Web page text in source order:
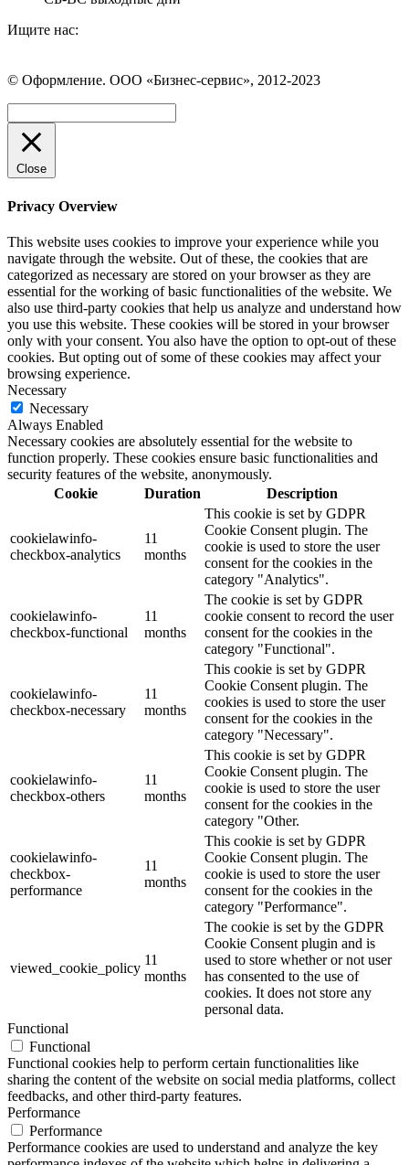
Ищите нас:
Вконтакте
открывается
в
новом
окне
WhatsApp
открывается
в
новом
окне
Telegram
открывается
в
новом
окне
© Оформление. ООО «Бизнес-сервис», 2012-2023
Close
Privacy Overview
This website uses cookies to improve your experience while you
navigate through the website. Out of these, the cookies that are
categorized as necessary are stored on your browser as they are
essential for the working of basic functionalities of the website. We
also use third-party cookies that help us analyze and understand how
you use this website. These cookies will be stored in your browser
only with your consent. You also have the option to opt-out of these
cookies. But opting out of some of these cookies may affect your
browsing experience.
Necessary
Necessary
Always Enabled
Necessary cookies are absolutely essential for the website to
function properly. These cookies ensure basic functionalities and
security features of the website, anonymously.
Cookie
Duration Description
cookielawinfo-
checkbox-analytics
11
months
This cookie is set by GDPR
Cookie Consent plugin. The
cookie is used to store the user
consent for the cookies in the
category "Analytics".
cookielawinfo-
checkbox-functional
11
months
The cookie is set by GDPR
cookie consent to record the user
consent for the cookies in the
category "Functional".
cookielawinfo-
checkbox-necessary
11
months
This cookie is set by GDPR
Cookie Consent plugin. The
cookies is used to store the user
consent for the cookies in the
category "Necessary".
cookielawinfo-
checkbox-others
11
months
This cookie is set by GDPR
Cookie Consent plugin. The
cookie is used to store the user
consent for the cookies in the
category "Other.
cookielawinfo-
checkbox-
performance
11
months
This cookie is set by GDPR
Cookie Consent plugin. The
cookie is used to store the user
consent for the cookies in the
category "Performance".
viewed_cookie_policy
11
months
The cookie is set by the GDPR
Cookie Consent plugin and is
used to store whether or not user
has consented to the use of
cookies. It does not store any
personal data.
Functional
Functional
Functional cookies help to perform certain functionalities like
sharing the content of the website on social media platforms, collect
feedbacks, and other third-party features.
Performance
Performance
Performance cookies are used to understand and analyze the key